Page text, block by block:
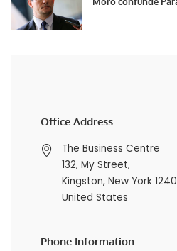
Office Address
The Business Centre
132, My Street,
Kingston, New York
United States
Phone Information